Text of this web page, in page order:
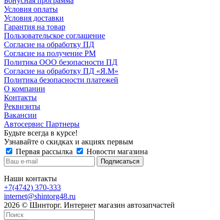
Условия оплаты
Условия доставки
Гарантия на товар
Пользовательское соглашение
Согласие на обработку ПД
Согласие на получение РМ
Политика ООО безопасности ПД
Согласие на обработку ПД «Я.М»
Политика безопасности платежей
О компании
Контакты
Реквизиты
Вакансии
Автосервис Партнеры
Будьте всегда в курсе!
Узнавайте о скидках и акциях первым
Первая рассылка
Новости магазина
Наши контакты
+7(4742) 370-333
internet@shintorg48.ru
2026 © Шинторг. Интернет магазин автозапчастей